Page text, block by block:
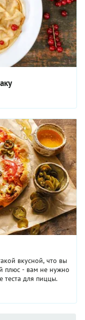
вкусной, что вы
плюс - вам не нужно
теста для пиццы.